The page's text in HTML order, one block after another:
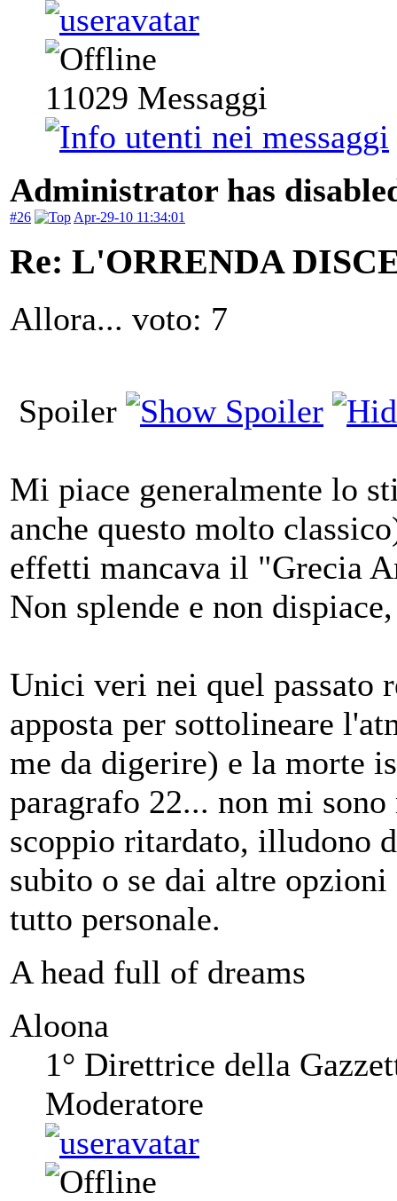
11029 Messaggi
Administrator has
#26 Apr-29-10 11:34:01
Re: L'ORRENDA
Allora... voto: 7
Spoiler
Mi piace generalmente lo
anche questo molto
effetti mancava il "Grecia
Non splende e non
Unici veri nei quel passato
apposta per sottolineare
me da digerire) e la morte
paragrafo 22... non mi
scoppio ritardato, illudono
subito o se dai altre
tutto personale.
A head full of dreams
Aloona
1° Direttrice della
Moderatore